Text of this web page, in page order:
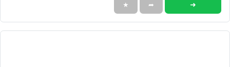
★ ➦ ➜